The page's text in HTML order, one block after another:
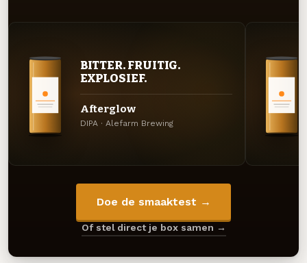
BITTER. FRUITIG.
EXPLOSIEF.
Afterglow
DIPA · Alefarm Brewing
Doe de smaaktest →
Of stel direct je box samen →